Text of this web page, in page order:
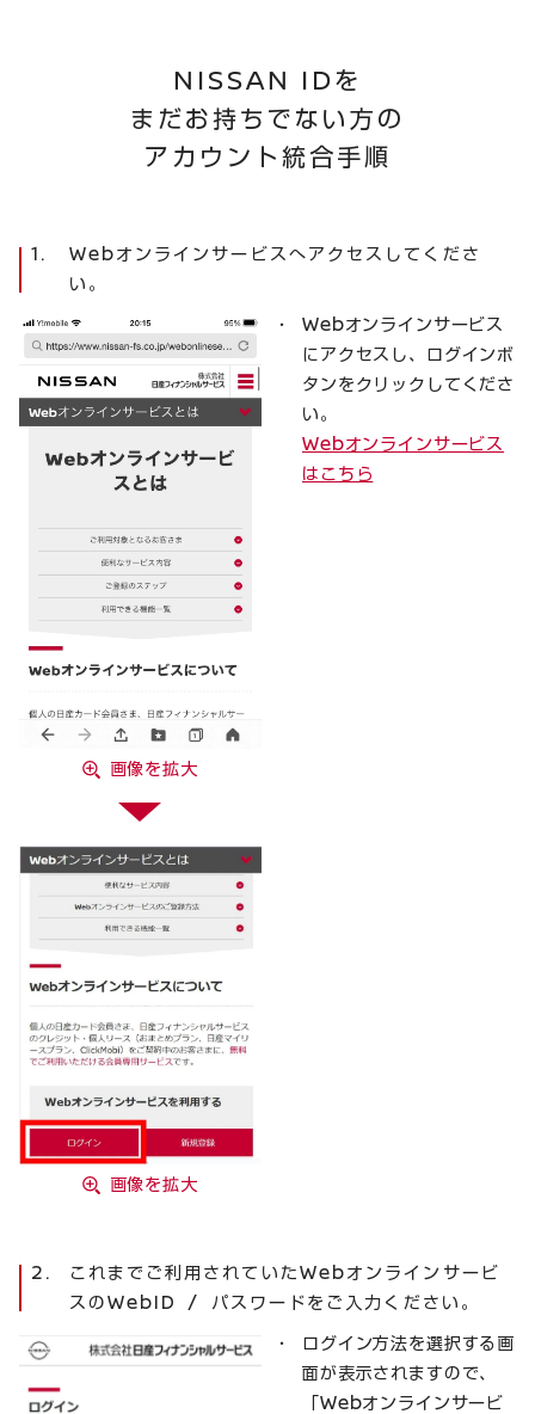
NISSAN ID を
まだお持ちでない方の
アカウント統合手順
Webオンラインサービスへアクセスしてくださ
い。
画像を拡大
Webオンラインサービス
にアクセスし、ログインボ
タンをクリックしてくださ
い。
Webオンラインサービス
はこちら
画像を拡大
これまでご利用されていたWebオンラインサービ
スのWebID / パスワードをご入力ください。
ログイン方法を選択する画
面が表示されますので、
「Webオンラインサービ